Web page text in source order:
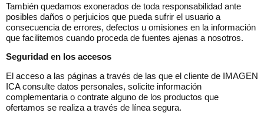
También quedamos exonerados de toda responsabilidad ante
posibles daños o perjuicios que pueda sufrir el usuario a
consecuencia de errores, defectos u omisiones en la información
que facilitemos cuando proceda de fuentes ajenas a nosotros.
Seguridad en los accesos
El acceso a las páginas a través de las que el cliente de IMAGEN
ICA consulte datos personales, solicite información
complementaria o contrate alguno de los productos que
ofertamos se realiza a través de línea segura.